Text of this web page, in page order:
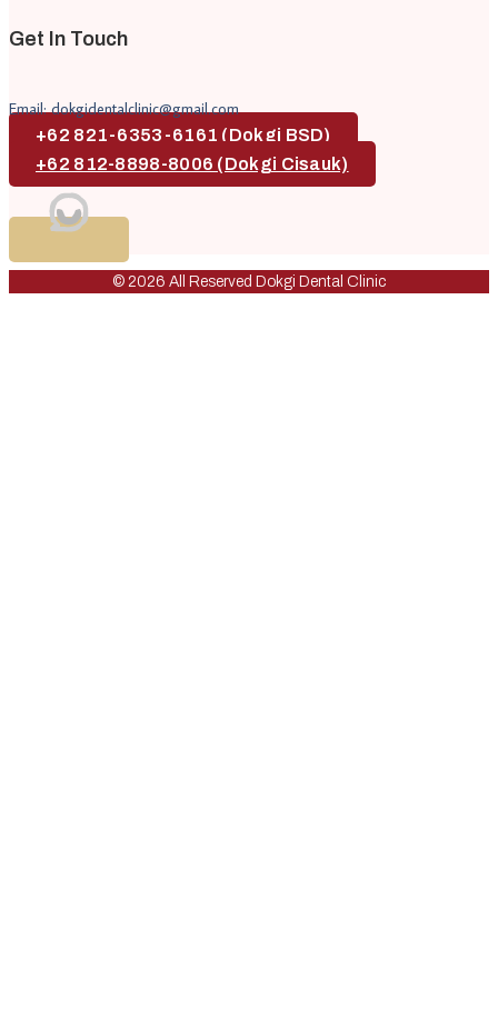
Get In Touch
Email: dokgidentalclinic@gmail.com
+62 821-6353-6161 (Dokgi BSD)
+62 812-8898-8006 (Dokgi Cisauk)
© 2026 All Reserved Dokgi Dental Clinic